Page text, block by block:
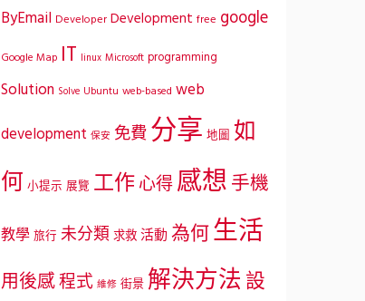
ByEmail Developer Development free google
Google Map IT linux Microsoft programming
Solution Solve Ubuntu web-based web
development 保安 免費分享 地圖 如
何 小提示 展覽 工作心得感想手機
教學 旅行 未分類求救活動 為何生活
用後感程式 維修 街景 解決方法 設